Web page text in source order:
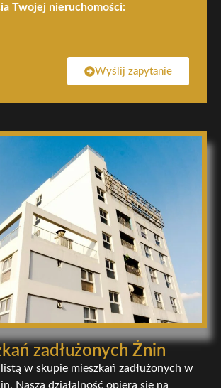
Twojej nieruchomości:
Wyślij zapytanie
zadłużonych Żnin
w skupie mieszkań zadłużonych w
Nasza działalność opiera się na